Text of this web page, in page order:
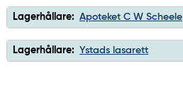
Lagerhållare: Apoteket C W Scheele
Lagerhållare: Ystads lasarett